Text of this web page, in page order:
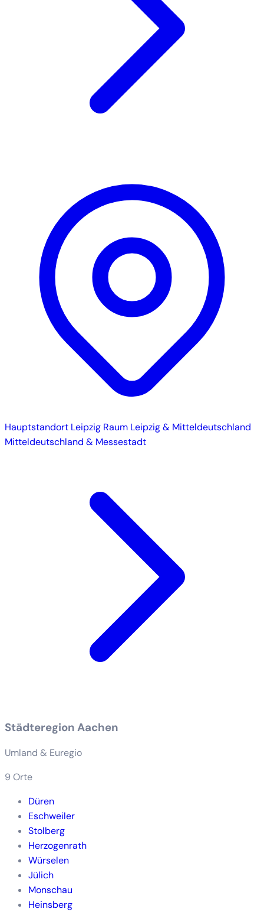
Hauptstandort Leipzig Raum Leipzig & Mitteldeutschland
Mitteldeutschland & Messestadt
Städteregion Aachen
Umland & Euregio
9 Orte
Düren
Eschweiler
Stolberg
Herzogenrath
Würselen
Jülich
Monschau
Heinsberg